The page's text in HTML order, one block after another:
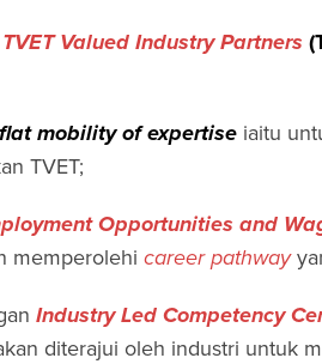
TVET Valued Industry Partners
flat mobility of expertise iaitu
TVET;
Opportunities and
memperolehi career pathway
Industry Led Competency
diterajui oleh industri untuk